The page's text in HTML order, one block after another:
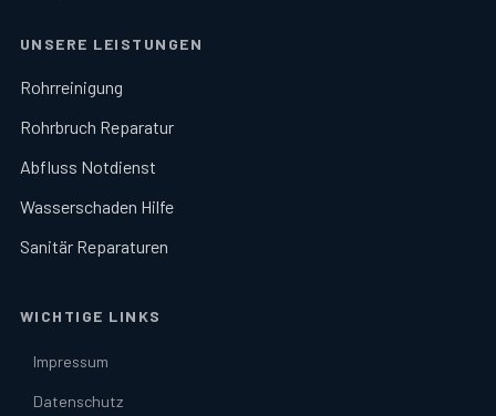
UNSERE LEISTUNGEN
Rohrreinigung
Rohrbruch Reparatur
Abfluss Notdienst
Wasserschaden Hilfe
Sanitär Reparaturen
WICHTIGE LINKS
Impressum
Datenschutz